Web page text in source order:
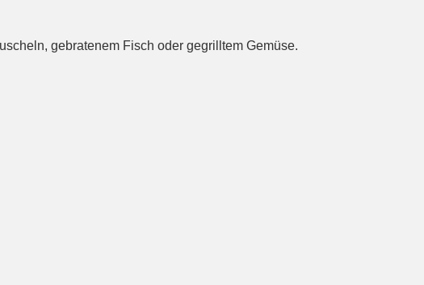
gebratenem Fisch oder gegrilltem Gemüse.